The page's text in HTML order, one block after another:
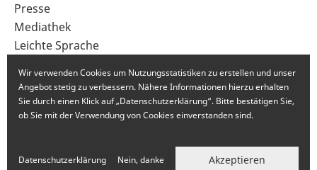
Presse
Mediathek
Leichte Sprache
Wir verwenden Cookies um Nutzungsstatistiken zu erstellen und unser
Angebot stetig zu verbessern. Nähere Informationen hierzu erhalten
Sie durch einen Klick auf „Datenschutzerklärung“. Bitte bestätigen Sie,
ob Sie mit der Verwendung von Cookies einverstanden sind.
Datenschutzerklärung Nein, danke Akzeptieren